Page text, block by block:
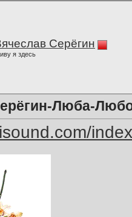
Серёгин
я здесь
Люба-